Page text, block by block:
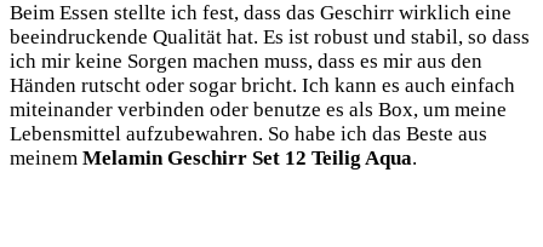
Beim Essen stellte ich fest, dass ⁤das Geschirr wirklich eine ​
beeindruckende⁤ Qualität hat. ​Es‌ ist robust und‍ stabil,‌ so dass
ich mir keine⁤ Sorgen machen muss, dass es mir aus den
Händen rutscht oder sogar bricht. Ich kann es​ auch einfach
miteinander verbinden oder ⁤benutze es als Box, um ⁤meine
Lebensmittel aufzubewahren. So‍ habe ich das Beste aus
meinem Melamin Geschirr Set 12 Teilig Aqua.